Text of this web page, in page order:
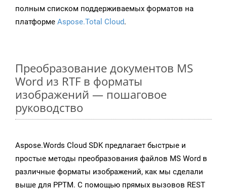
полным списком поддерживаемых форматов на
платформе Aspose.Total Cloud.
Преобразование документов MS
Word из RTF в форматы
изображений — пошаговое
руководство
Aspose.Words Cloud SDK предлагает быстрые и
простые методы преобразования файлов MS Word в
различные форматы изображений, как мы сделали
выше для PPTM. С помощью прямых вызовов REST